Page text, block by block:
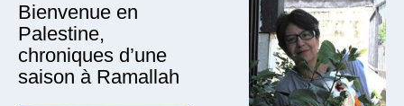
Bienvenue en
Palestine,
chroniques d’une
saison à Ramallah